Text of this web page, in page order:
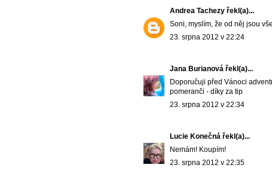
Andrea Tachezy řekl(a)...
Soni, myslím, že od něj jsou
23. srpna 2012 v 22:24
Jana Burianová řekl(a)...
Doporučuji před Vánoci
pomeranči - díky za tip
23. srpna 2012 v 22:34
Lucie Konečná řekl(a)...
Nemám! Koupím!
23. srpna 2012 v 22:35